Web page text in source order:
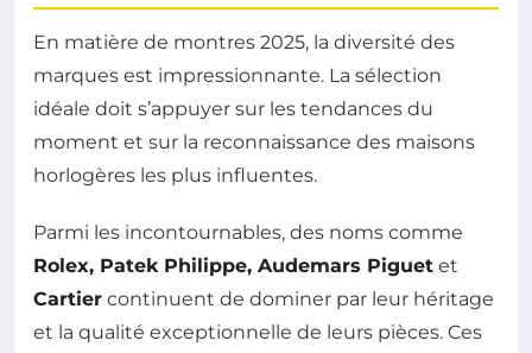
En matière de montres 2025, la diversité des
marques est impressionnante. La sélection
idéale doit s’appuyer sur les tendances du
moment et sur la reconnaissance des maisons
horlogères les plus influentes.
Parmi les incontournables, des noms comme
Rolex, Patek Philippe, Audemars Piguet et
Cartier continuent de dominer par leur héritage
et la qualité exceptionnelle de leurs pièces. Ces